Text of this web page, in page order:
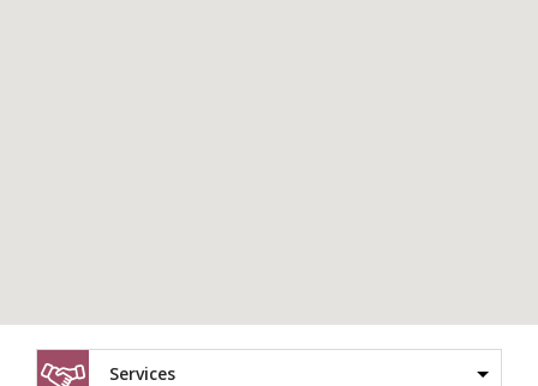
Services